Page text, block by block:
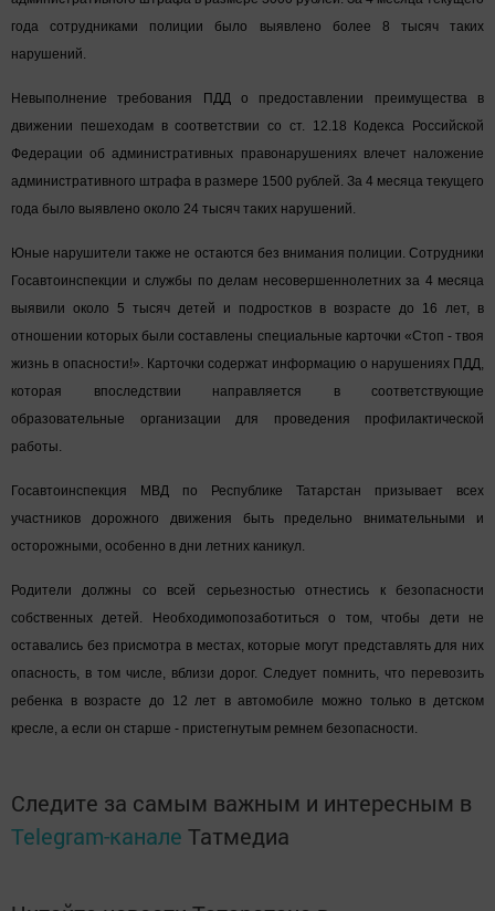
года сотрудниками полиции было выявлено более 8 тысяч таких
нарушений.
Невыполнение требования ПДД о предоставлении преимущества в
движении пешеходам в соответствии со ст. 12.18 Кодекса Российской
Федерации об административных правонарушениях влечет наложение
административного штрафа в размере 1500 рублей. За 4 месяца текущего
года было выявлено около 24 тысяч таких нарушений.
Юные нарушители также не остаются без внимания полиции. Сотрудники
Госавтоинспекции и службы по делам несовершеннолетних за 4 месяца
выявили около 5 тысяч детей и подростков в возрасте до 16 лет, в
отношении которых были составлены специальные карточки «Стоп - твоя
жизнь в опасности!». Карточки содержат информацию о нарушениях ПДД,
которая впоследствии направляется в соответствующие
образовательные организации для проведения профилактической
работы.
Госавтоинспекция МВД по Республике Татарстан призывает всех
участников дорожного движения быть предельно внимательными и
осторожными, особенно в дни летних каникул.
Родители должны со всей серьезностью отнестись к безопасности
собственных детей. Необходимопозаботиться о том, чтобы дети не
оставались без присмотра в местах, которые могут представлять для них
опасность, в том числе, вблизи дорог. Следует помнить, что перевозить
ребенка в возрасте до 12 лет в автомобиле можно только в детском
кресле, а если он старше - пристегнутым ремнем безопасности.
Следите за самым важным и интересным в
Telegram-канале Татмедиа